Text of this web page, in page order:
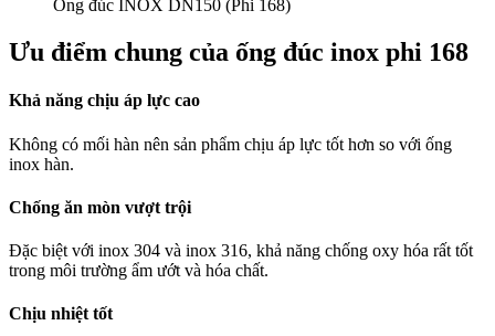
Ống đúc INOX DN150 (Phi 168)
Ưu điểm chung của ống đúc inox phi 168
Khả năng chịu áp lực cao
Không có mối hàn nên sản phẩm chịu áp lực tốt hơn so với ống
inox hàn.
Chống ăn mòn vượt trội
Đặc biệt với inox 304 và inox 316, khả năng chống oxy hóa rất tốt
trong môi trường ẩm ướt và hóa chất.
Chịu nhiệt tốt